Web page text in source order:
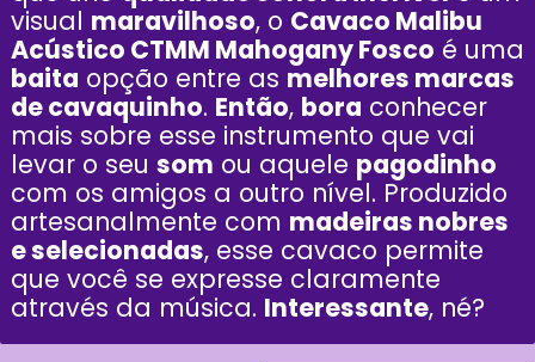
visual maravilhoso, o Cavaco Malibu
Acústico CTMM Mahogany Fosco é uma
baita opção entre as melhores marcas
de cavaquinho. Então, bora conhecer
mais sobre esse instrumento que vai
levar o seu som ou aquele pagodinho
com os amigos a outro nível. Produzido
artesanalmente com madeiras nobres
e selecionadas, esse cavaco permite
que você se expresse claramente
através da música. Interessante, né?